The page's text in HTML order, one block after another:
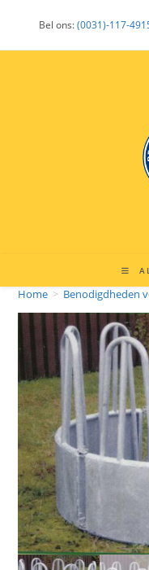
inhoud
Bel ons:(0031)-117-
Home > Benodigdheden